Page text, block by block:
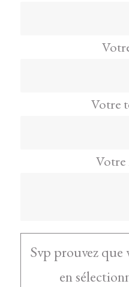
Votre
Votre
Svp prouvez que
en